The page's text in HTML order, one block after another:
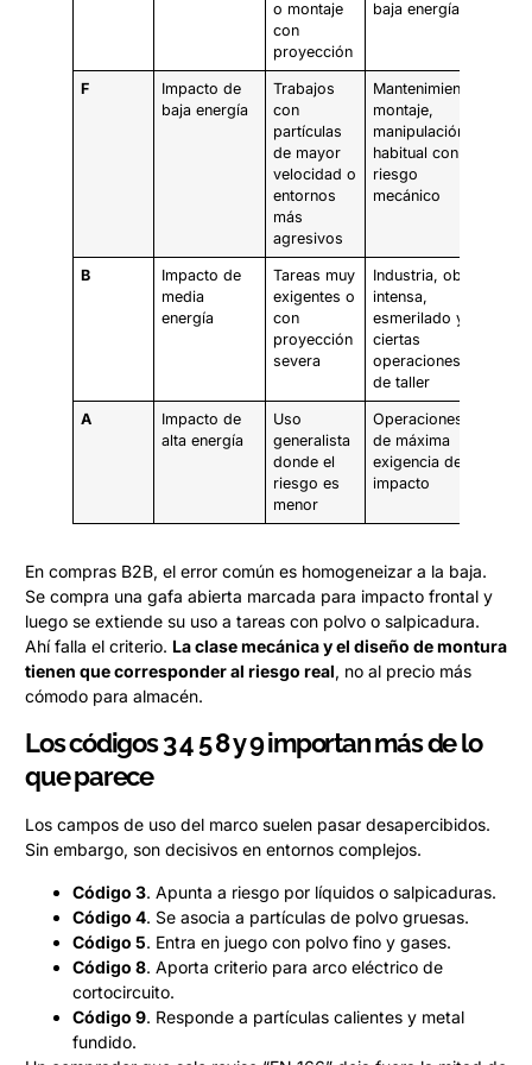
o montaje
con
proyección
baja energía
F
Impacto de
baja energía
Trabajos
con
partículas
de mayor
velocidad o
entornos
más
agresivos
Mantenimiento,
montaje,
manipulación
habitual con
riesgo
mecánico
B
Impacto de
media
energía
Tareas muy
exigentes o
con
proyección
severa
Industria, obra
intensa,
esmerilado y
ciertas
operaciones
de taller
A
Impacto de
alta energía
Uso
generalista
donde el
riesgo es
menor
Operaciones
de máxima
exigencia de
impacto
En compras B2B, el error común es homogeneizar a la baja.
Se compra una gafa abierta marcada para impacto frontal y
luego se extiende su uso a tareas con polvo o salpicadura.
Ahí falla el criterio. La clase mecánica y el diseño de montura
tienen que corresponder al riesgo real, no al precio más
cómodo para almacén.
Los códigos 3 4 5 8 y 9 importan más de lo
que parece
Los campos de uso del marco suelen pasar desapercibidos.
Sin embargo, son decisivos en entornos complejos.
Código 3. Apunta a riesgo por líquidos o salpicaduras.
Código 4. Se asocia a partículas de polvo gruesas.
Código 5. Entra en juego con polvo fino y gases.
Código 8. Aporta criterio para arco eléctrico de
cortocircuito.
Código 9. Responde a partículas calientes y metal
fundido.